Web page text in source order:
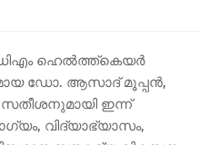
ഹെൽത്ത്‌കെയർ
ഡോ. ആസാദ് മൂപ്പൻ,
സതീശനുമായി ഇന്ന്
വിദ്യാഭ്യാസം,